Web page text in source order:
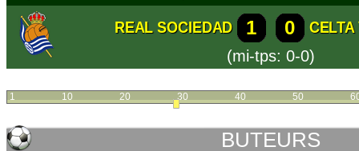
REAL SOCIEDAD 1 0
(mi-tps: 0-0)
1 10 20 30 40 50
BUTEURS